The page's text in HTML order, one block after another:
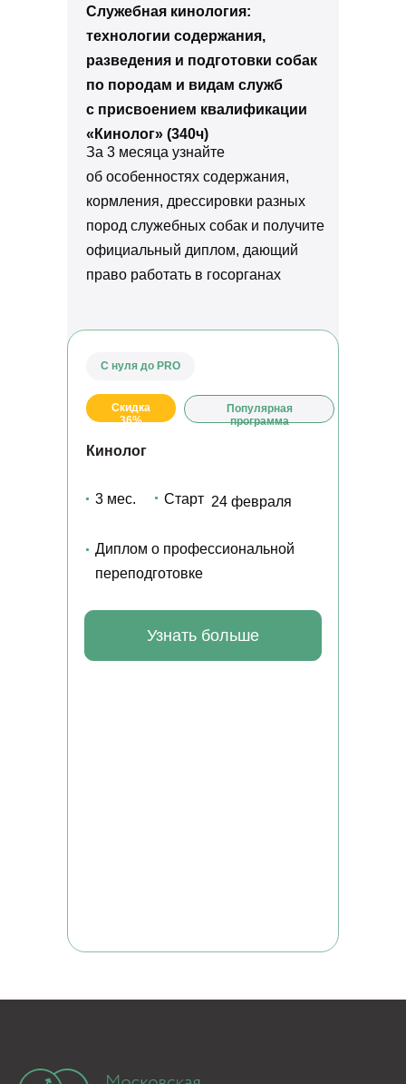
3 мес. 24 февраля
Старт
С нуля до PRO
Скидка
36%
Популярная
программа
Служебная кинология:
технологии содержания,
разведения и подготовки собак
по породам и видам служб
с присвоением квалификации
«Кинолог» (340ч)
Кинолог
Узнать больше
Диплом о профессиональной
переподготовке
За 3 месяца узнайте
об особенностях содержания,
кормления, дрессировки разных
пород служебных собак и получите
официальный диплом, дающий
право работать в госорганах
Отдел по организации приема:
8 (800) 775-79-32 , 8 (495) 677-96-17
Звонок по России бесплатный
help.dpomipk@academcity.online
ОБРАТНЫЙ ЗВОНОК
Заказать звонок
ВСЕ КУРСЫ